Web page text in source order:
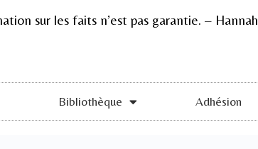
sur les faits n’est pas garantie. – Hannah
Bibliothèque Adhésion